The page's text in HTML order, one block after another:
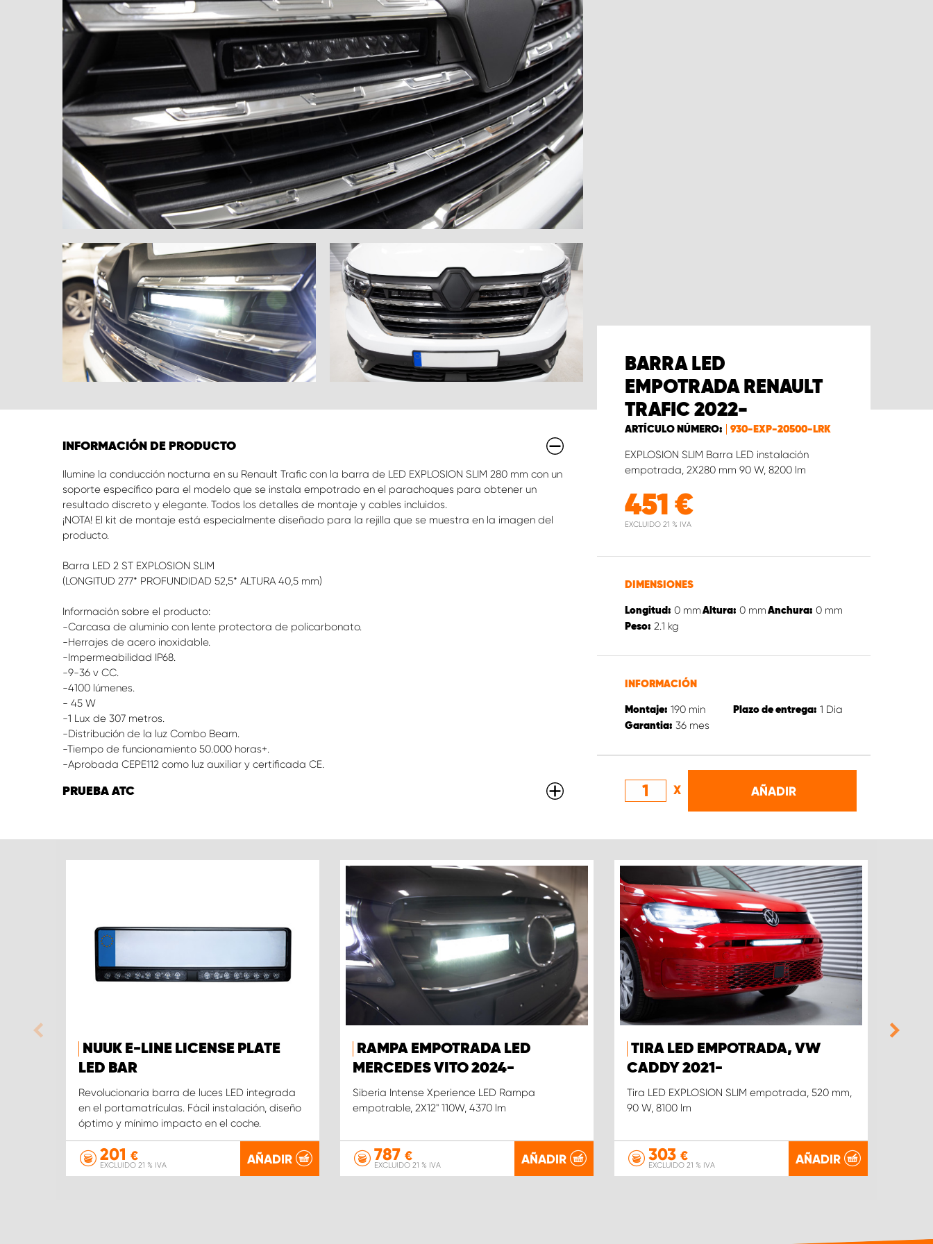
BARRA LED
EMPOTRADA RENAULT
TRAFIC 2022-
ARTÍCULO NÚMERO: 930-EXP-20500-LRK
EXPLOSION SLIM Barra LED instalación
empotrada, 2X280 mm 90 W, 8200 lm
451 €
EXCLUIDO 21 % IVA
DIMENSIONES
Longitud: 0 mm Altura: 0 mm Anchura: 0 mm
Peso: 2.1 kg
INFORMACIÓN
Montaje: 190 min Plazo de entrega: 1 Dia
Garantia: 36 mes
X AÑADIR
INFORMACIÓN DE PRODUCTO
Ilumine la conducción nocturna en su Renault Trafic con la barra de LED EXPLOSION SLIM 280 mm con un
soporte específico para el modelo que se instala empotrado en el parachoques para obtener un
resultado discreto y elegante. Todos los detalles de montaje y cables incluidos.
¡NOTA! El kit de montaje está especialmente diseñado para la rejilla que se muestra en la imagen del
producto.
Barra LED 2 ST EXPLOSION SLIM
(LONGITUD 277* PROFUNDIDAD 52,5* ALTURA 40,5 mm)
Información sobre el producto:
-Carcasa de aluminio con lente protectora de policarbonato.
-Herrajes de acero inoxidable.
-Impermeabilidad IP68.
-9-36 v CC.
-4100 lúmenes.
- 45 W
-1 Lux de 307 metros.
-Distribución de la luz Combo Beam.
-Tiempo de funcionamiento 50.000 horas+.
-Aprobada CEPE112 como luz auxiliar y certificada CE.
PRUEBA ATC
NUUK E-LINE LICENSE PLATE
LED BAR
Revolucionaria barra de luces LED integrada
en el portamatrículas. Fácil instalación, diseño
óptimo y mínimo impacto en el coche.
201 €
EXCLUIDO 21 % IVA AÑADIR
RAMPA EMPOTRADA LED
MERCEDES VITO 2024-
Siberia Intense Xperience LED Rampa
empotrable, 2X12'' 110W, 4370 lm
787 €
EXCLUIDO 21 % IVA AÑADIR
TIRA LED EMPOTRADA, VW
CADDY 2021-
Tira LED EXPLOSION SLIM empotrada, 520 mm,
90 W, 8100 lm
303 €
EXCLUIDO 21 % IVA AÑADIR